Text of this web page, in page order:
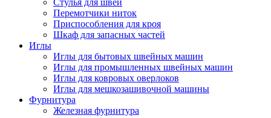
Перемотчики ниток
Приспособления для кроя
Шкаф для запасных частей
Иглы
Иглы для бытовых швейных машин
Иглы для промышленных швейных машин
Иглы для ковровых оверлоков
Иглы для мешкозашивочной машины
Фурнитура
Железная фурнитура